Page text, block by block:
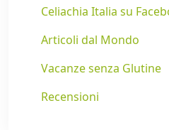
Celiachia Italia su
Articoli dal Mondo
Vacanze senza Glutine
Recensioni